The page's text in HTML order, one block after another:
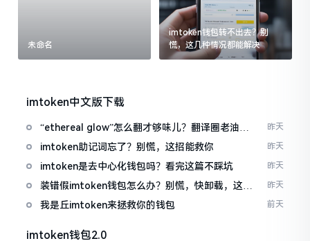
未命名
imtoken钱包转不出去？别
慌，这几种情况都能解决
imtoken中文版下载
“ethereal glow”怎么翻才够味儿？翻译圈老油条
的私房话
昨天
imtoken助记词忘了？别慌，这招能救你 昨天
imtoken是去中心化钱包吗？看完这篇不踩坑 昨天
装错假imtoken钱包怎么办？别慌，快卸载，这几
招能救急
昨天
我是丘imtoken来拯救你的钱包 前天
imtoken钱包2.0